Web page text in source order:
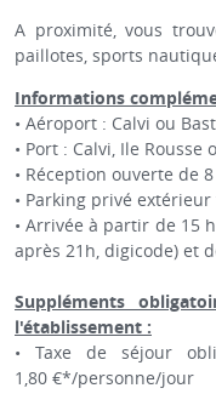
A proximité, vous
paillotes, sports
Informations
• Aéroport : Calvi ou
• Port : Calvi, Ile Rousse
• Réception ouverte de
• Parking privé
• Arrivée à partir de 15
après 21h, digicode) et
Suppléments
l'établissement :
• Taxe de séjour
1,80 €*/personne/jour